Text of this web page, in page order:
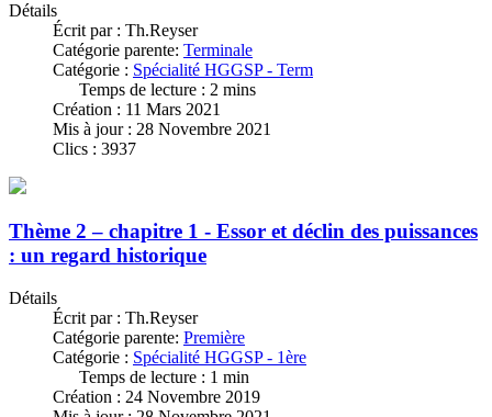
Détails
Écrit par : Th.Reyser
Catégorie parente: Terminale
Catégorie : Spécialité HGGSP - Term
Temps de lecture : 2 mins
Création : 11 Mars 2021
Mis à jour : 28 Novembre 2021
Clics : 3937
Thème 2 – chapitre 1 - Essor et déclin des puissances
: un regard historique
Détails
Écrit par : Th.Reyser
Catégorie parente: Première
Catégorie : Spécialité HGGSP - 1ère
Temps de lecture : 1 min
Création : 24 Novembre 2019